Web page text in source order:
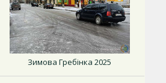
Зимова Гребінка 2025